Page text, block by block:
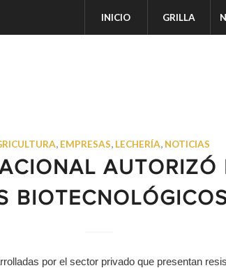
INICIO GRILLA
, EMPRESAS, LECHERÍA, NOTICIAS
AUTORIZÓ
por el sector privado que presentan